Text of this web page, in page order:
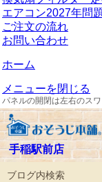
エアコン2027年問題
ご注文の流れ
お問い合わせ
ホーム
メニューを閉じる
パネルの開閉は左右のス
手稲駅前店
ブログ内検索